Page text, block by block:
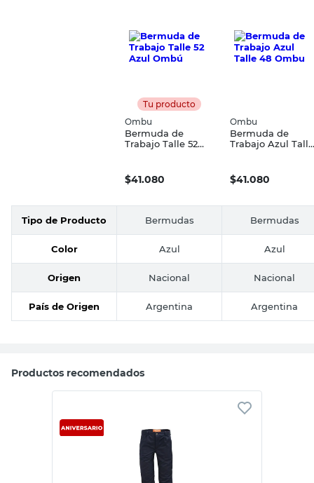
Tu producto
Ombu
Bermuda de
Trabajo Talle 52
$41.080
Ombu
Bermuda de
Trabajo Azul Talle
$41.080
Tipo de Producto Bermudas Bermudas
Color Azul Azul
Origen Nacional Nacional
País de Origen Argentina Argentina
Productos recomendados